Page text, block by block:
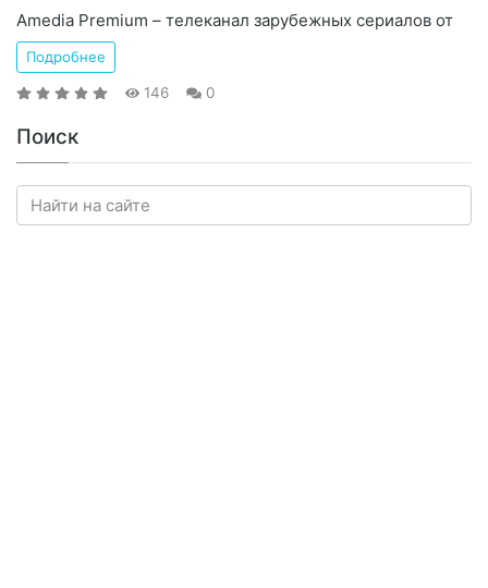
Amedia Premium – телеканал зарубежных сериалов от
Подробнее
146 0
Поиск